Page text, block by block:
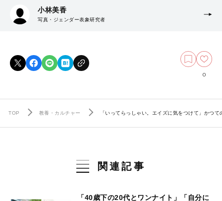
小林美香
写真・ジェンダー表象研究者
0
TOP 教養・カルチャー 「いってらっしゃい。エイズに気をつけて」かつ
関連記事
「40歳下の20代とワンナイト」「自分に